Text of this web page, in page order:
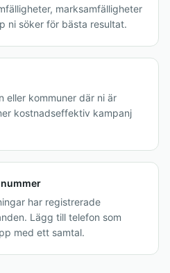
marksamfälligheter
ni söker för bästa resultat.
eller kommuner där ni är
kostnadseffektiv kampanj
har registrerade
Lägg till telefon som
med ett samtal.